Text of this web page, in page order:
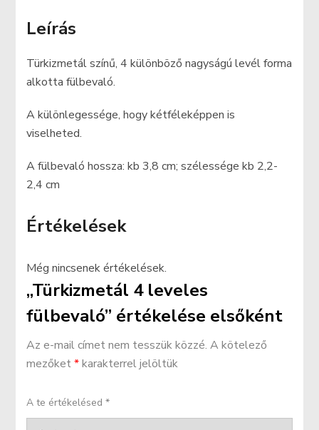
Leírás
Türkizmetál színű, 4 különböző nagyságú levél forma
alkotta fülbevaló.
A különlegessége, hogy kétféleképpen is
viselheted.
A fülbevaló hossza: kb 3,8 cm; szélessége kb 2,2-
2,4 cm
Értékelések
Még nincsenek értékelések.
„Türkizmetál 4 leveles
fülbevaló” értékelése elsőként
Az e-mail címet nem tesszük közzé. A kötelező
mezőket*karakterrel jelöltük
A te értékelésed*